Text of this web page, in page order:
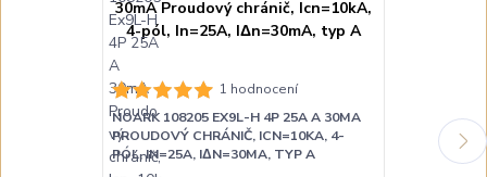
1 hodnocení
NOARK 108205 EX9L-H 4P 25A A 30MA
PROUDOVÝ CHRÁNIČ, ICN=10KA, 4-
PÓL, IN=25A, IΔN=30MA, TYP A
NOARK
PROUDOVÝ
PÓL,